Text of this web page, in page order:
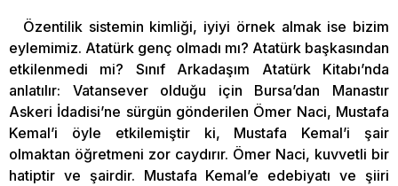
Özentilik sistemin kimliği, iyiyi örnek almak ise bizim
eylemimiz. Atatürk genç olmadı mı? Atatürk başkasından
etkilenmedi mi? Sınıf Arkadaşım Atatürk Kitabı’nda
anlatılır: Vatansever olduğu için Bursa’dan Manastır
Askeri İdadisi’ne sürgün gönderilen Ömer Naci, Mustafa
Kemal’i öyle etkilemiştir ki, Mustafa Kemal’i şair
olmaktan öğretmeni zor caydırır. Ömer Naci, kuvvetli bir
hatiptir ve şairdir. Mustafa Kemal’e edebiyatı ve şiiri